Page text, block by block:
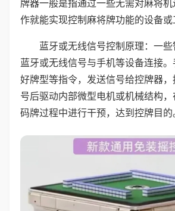
牌器一般是指通过一些无需对麻将
作就能实现控制麻将牌功能的设备或
蓝牙或无线信号控制原理：一
蓝牙或无线信号与手机等设备连接
好牌型等指令，发送信号给控牌器
号后驱动内部微型电机或机械结构，
码牌过程中进行干预，达到控牌目的